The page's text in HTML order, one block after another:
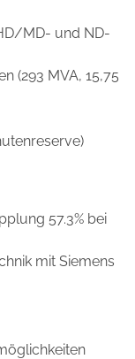
MD- und ND-
(293 MVA, 15,75
57.3% bei
mit Siemens